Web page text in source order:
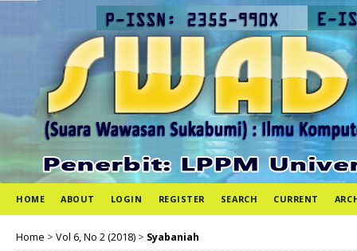
HOME ABOUT LOGIN REGISTER SEARCH CURRENT
Home > Vol 6, No 2 (2018) > Syabaniah